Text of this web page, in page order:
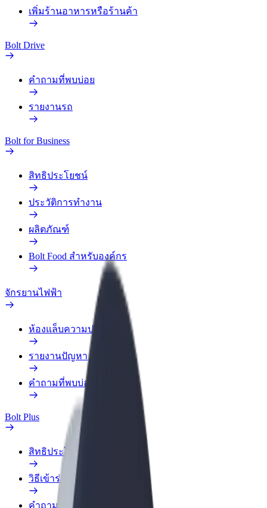
เพิ่มร้านอาหารหรือร้านค้า
Bolt Drive
คำถามที่พบบ่อย
รายงานรถ
Bolt for Business
สิทธิประโยชน์
ประวัติการทำงาน
ผลิตภัณฑ์
Bolt Food สำหรับองค์กร
จักรยานไฟฟ้า
ห้องแล็บความปลอดภัย
รายงานปัญหา
คำถามที่พบบ่อย
Bolt Plus
สิทธิประโยชน์
วิธีเข้าร่วม
คำถามที่พบบ่อย